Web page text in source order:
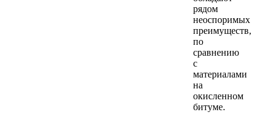
рядом
неоспоримых
преимуществ,
по
сравнению
с
материалами
на
окисленном
битуме.